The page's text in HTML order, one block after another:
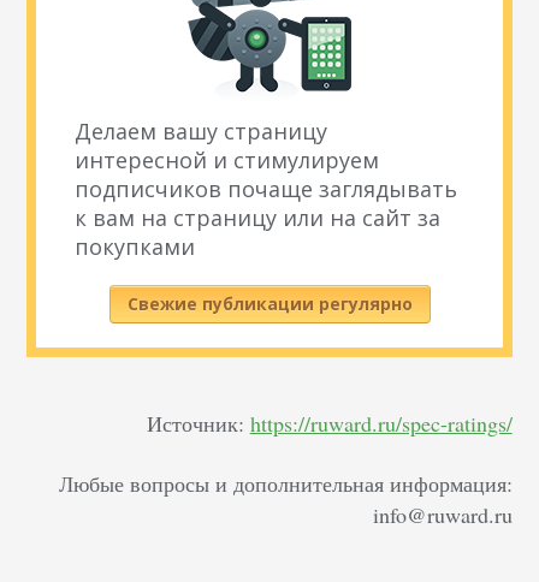
Делаем вашу страницу
интересной и стимулируем
подписчиков почаще заглядывать
к вам на страницу или на сайт за
покупками
Свежие публикации регулярно
Источник: https://ruward.ru/spec-ratings/
Любые вопросы и дополнительная информация:
info@ruward.ru